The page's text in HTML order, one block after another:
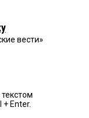
вести»
Enter.